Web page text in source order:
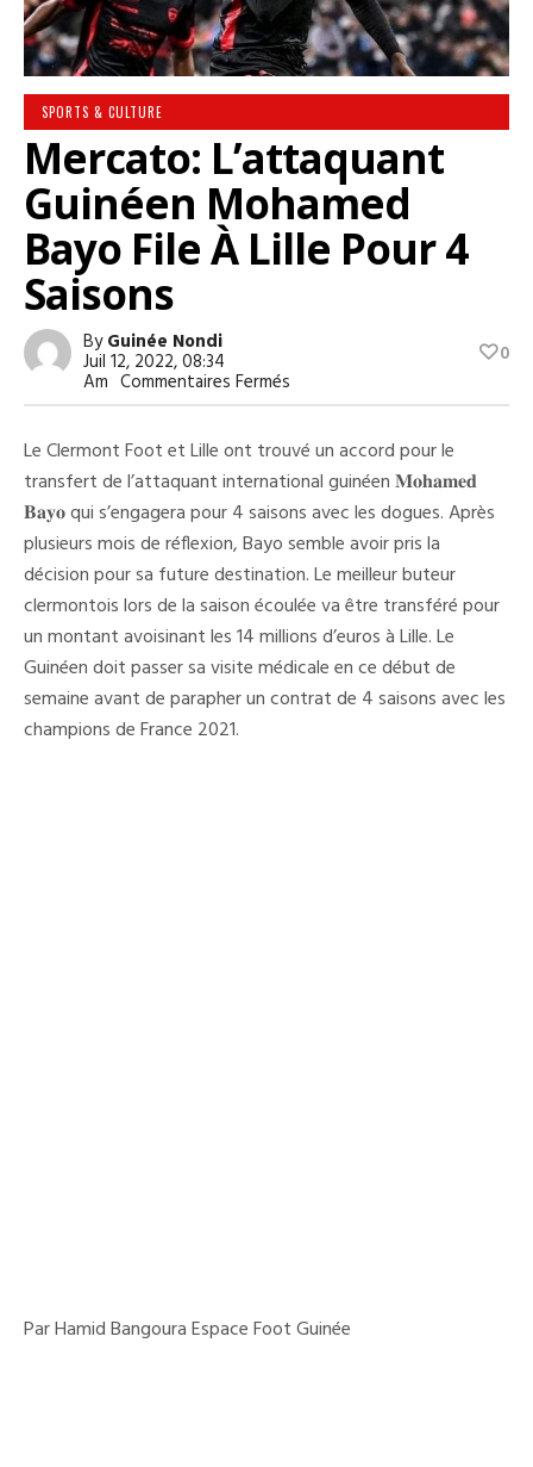
SPORTS & CULTURE
Mercato: L’attaquant
Guinéen Mohamed
Bayo File À Lille Pour 4
Saisons
ByGuinée Nondi
Juil 12, 2022, 08:34
Am Commentaires Fermés
Mercato:
Guinéen
Mohamed
Bayo
File
À
Lille
Pour
4
0
Le Clermont Foot et Lille ont trouvé un accord pour le
transfert de l’attaquant international guinéen 𝐌𝐨𝐡𝐚𝐦𝐞𝐝
𝐁𝐚𝐲𝐨 qui s’engagera pour 4 saisons avec les dogues. Après
plusieurs mois de réflexion, Bayo semble avoir pris la
décision pour sa future destination. Le meilleur buteur
clermontois lors de la saison écoulée va être transféré pour
un montant avoisinant les 14 millions d’euros à Lille. Le
Guinéen doit passer sa visite médicale en ce début de
semaine avant de parapher un contrat de 4 saisons avec les
champions de France 2021.
Par Hamid Bangoura Espace Foot Guinée